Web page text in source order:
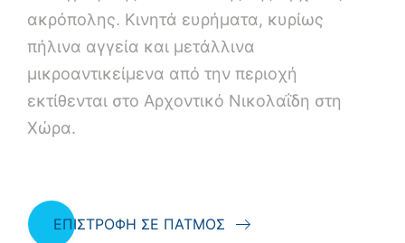
ακρόπολης. Κινητά ευρήματα, κυρίως
πήλινα αγγεία και μετάλλινα
μικροαντικείμενα από την περιοχή
εκτίθενται στο Αρχοντικό Νικολαΐδη στη
Χώρα.
ΕΠΙΣΤΡΟΦΗ ΣΕ ΠΑΤΜΟΣ